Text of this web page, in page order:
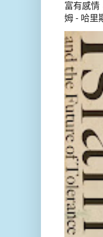
富有感情
姆 - 哈里